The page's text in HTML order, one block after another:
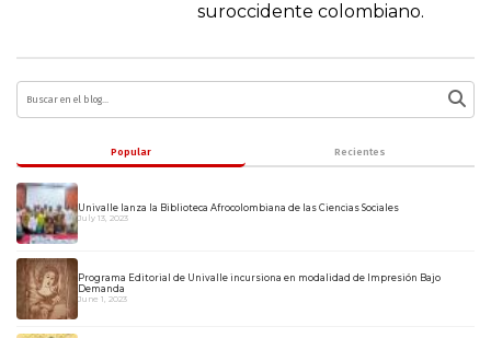
suroccidente colombiano.
Popular Recientes
Univalle lanza la Biblioteca Afrocolombiana de las Ciencias Sociales
July 13, 2023
Programa Editorial de Univalle incursiona en modalidad de Impresión Bajo
Demanda
June 1, 2023